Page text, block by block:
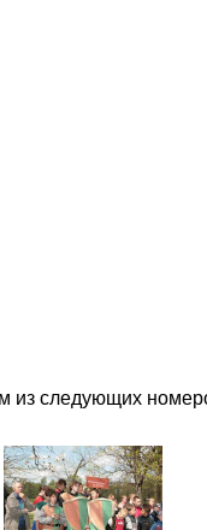
из следующих